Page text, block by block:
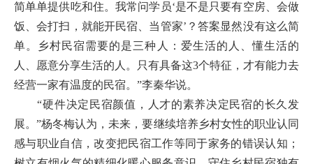
简单单提供吃和住。我常问学员‘是不是只要有空房、会做
饭、会打扫，就能开民宿、当管家’？答案显然没有这么简
单。乡村民宿需要的是三种人：爱生活的人、懂生活的
人、愿意分享生活的人。只有具备这3个特征，才有能力去
经营一家有温度的民宿。”李秦华说。
“硬件决定民宿颜值，人才的素养决定民宿的长久发
展。”杨冬梅认为，未来，要继续培养乡村女性的职业认同
感与职业自信，改变把民宿工作等同于家务的错误认知；